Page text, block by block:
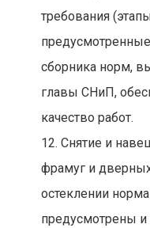
требования
сборника норм,
главы СНиП,
качество работ.
12. Снятие и
фрамуг и
остеклении
предусмотрены и